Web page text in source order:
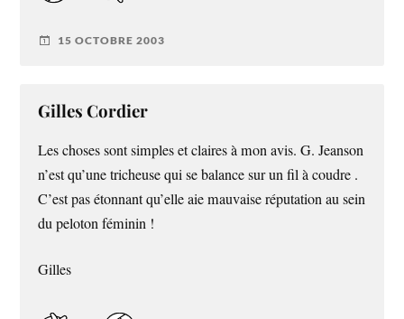
15 OCTOBRE 2003
Gilles Cordier
Les choses sont simples et claires à mon avis. G. Jeanson
n’est qu’une tricheuse qui se balance sur un fil à coudre .
C’est pas étonnant qu’elle aie mauvaise réputation au sein
du peloton féminin !
Gilles